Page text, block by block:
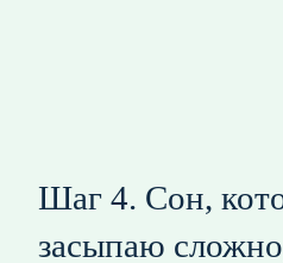
Шаг 4. Сон,
засыпаю